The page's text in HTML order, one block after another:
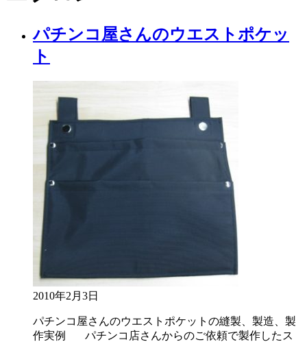
パチンコ屋さんのウエストポケッ
ト
2010年2月3日
パチンコ屋さんのウエストポケットの縫製、製造、製
作実例 パチンコ店さんからのご依頼で製作したス